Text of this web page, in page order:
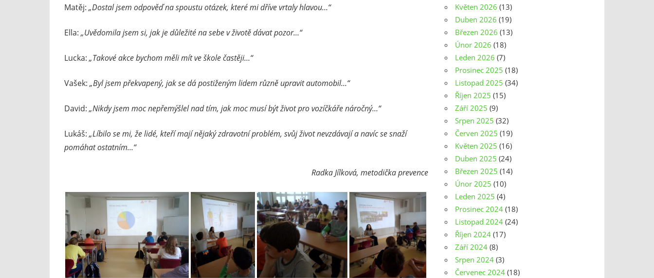
Matěj: „Dostal jsem odpověď na spoustu otázek, které mi dříve vrtaly hlavou…“
Ella: „Uvědomila jsem si, jak je důležité na sebe v životě dávat pozor…“
Lucka: „Takové akce bychom měli mít ve škole častěji…“
Vašek: „Byl jsem překvapený, jak se dá postiženým lidem různě upravit automobil…“
David: „Nikdy jsem moc nepřemýšlel nad tím, jak moc musí být život pro vozíčkáře náročný…“
Lukáš: „Líbilo se mi, že lidé, kteří mají nějaký zdravotní problém, svůj život nevzdávají a navíc se snaží
pomáhat ostatním…“
Radka Jílková, metodička prevence
Květen 2026 (13)
Duben 2026 (19)
Březen 2026 (13)
Únor 2026 (18)
Leden 2026 (7)
Prosinec 2025 (18)
Listopad 2025 (34)
Říjen 2025 (15)
Září 2025 (9)
Srpen 2025 (32)
Červen 2025 (19)
Květen 2025 (16)
Duben 2025 (24)
Březen 2025 (14)
Únor 2025 (10)
Leden 2025 (4)
Prosinec 2024 (18)
Listopad 2024 (24)
Říjen 2024 (17)
Září 2024 (8)
Srpen 2024 (3)
Červenec 2024 (18)